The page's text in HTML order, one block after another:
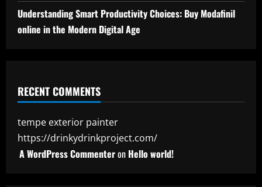
Understanding Smart Productivity Choices: Buy Modafinil
online in the Modern Digital Age
RECENT COMMENTS
tempe exterior painter
https://drinkydrinkproject.com/
A WordPress Commenteron Hello world!